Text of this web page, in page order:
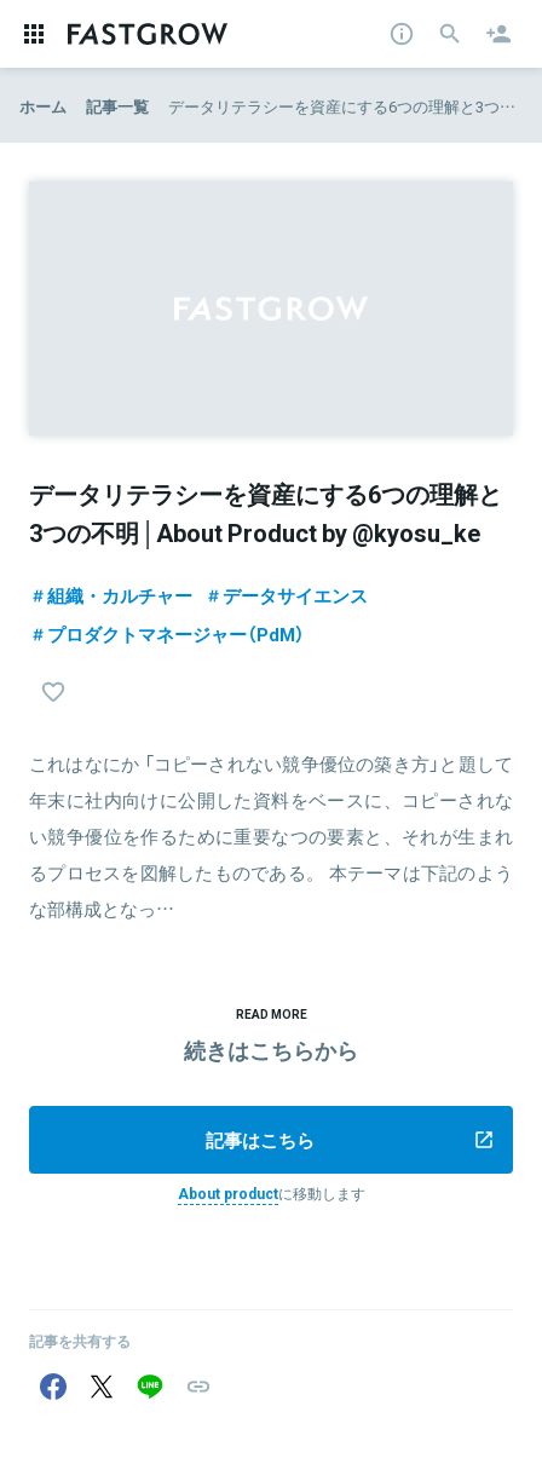
ホーム 記事一覧 データリテラシーを資産にする6つの理解と3つの不明│About Product by @kyosu_ke
データリテラシーを資産にする6つの理解と
3つの不明│About Product by @kyosu_ke
組織・カルチャー
データサイエンス
プロダクトマネージャー（PdM）
これはなにか 「コピーされない競争優位の築き方」と題して
年末に社内向けに公開した資料をベースに、コピーされな
い競争優位を作るために重要なつの要素と、それが生まれ
るプロセスを図解したものである。 本テーマは下記のよう
な部構成となっ…
READ MORE
続きはこちらから
記事はこちら
About productに移動します
記事を共有する